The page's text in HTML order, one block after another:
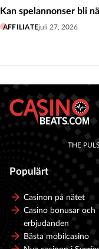
Kan spelannonser bli
AFFILIATEjuli 27, 2026
THE
Populärt
Casinon på nätet
Casino bonusar och
erbjudanden
Bästa mobilcasino